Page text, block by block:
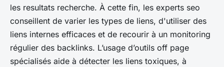
les resultats recherche. À cette fin, les experts seo
conseillent de varier les types de liens, d'utiliser des
liens internes efficaces et de recourir à un monitoring
régulier des backlinks. L’usage d’outils off page
spécialisés aide à détecter les liens toxiques, à